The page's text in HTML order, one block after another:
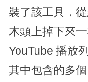
裝了該工具，
木頭上掉下來
YouTube 播放
其中包含的多